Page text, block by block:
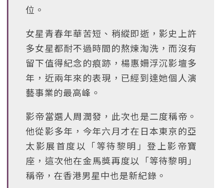
位。
女星青春年華苦短、稍縱即逝，影史上許
多女星都耐不過時間的熬煉淘洗，而沒有
留下值得紀念的痕跡，楊惠姍浮沉影壇多
年，近兩年來的表現，已經到達她個人演
藝事業的最高峰。
影帝當選人周潤發，此次也是二度稱帝。
他從影多年，今年六月才在日本東京的亞
太影展首度以「等待黎明」登上影帝寶
座，這次他在金馬獎再度以「等待黎明」
稱帝，在香港男星中也是新紀錄。